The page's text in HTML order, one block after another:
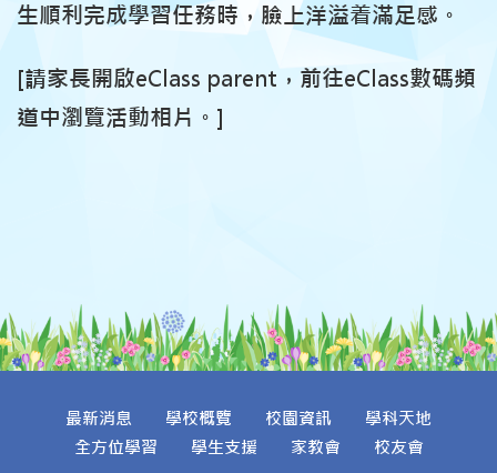
生順利完成學習任務時，臉上洋溢着滿足感。
[請家長開啟eClass parent，前往eClass數碼頻
道中瀏覽活動相片。]
最新消息 學校概覽 校園資訊
學科天地
全方位學習
學生支援 家教會 校友會